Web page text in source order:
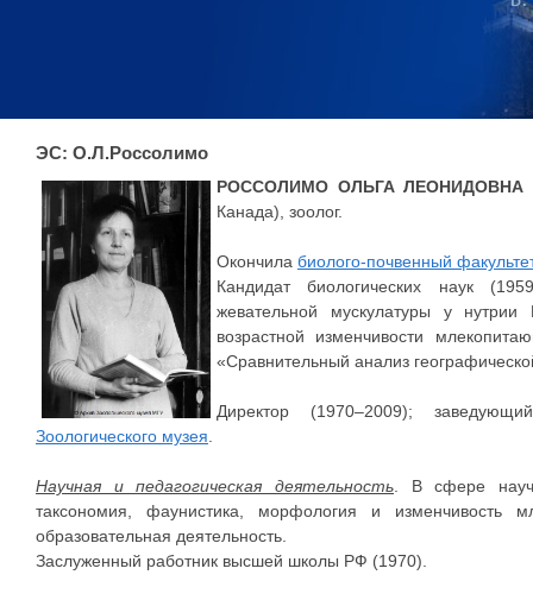
ЭС: О.Л.Россолимо
РОССОЛИМО ОЛЬГА ЛЕОНИДОВНА
Канада), зоолог.
Окончила биолого-почвенный
Кандидат биологических наук
жевательной мускулатуры у
возрастной изменчивости
«Сравнительный анализ
Директор (1970–2009);
Зоологического музея
Научная и педагогическая деятельность . В сфере
таксономия, фаунистика, морфология и изменчивость
образовательная деятельность.
Заслуженный работник высшей школы РФ (1970).